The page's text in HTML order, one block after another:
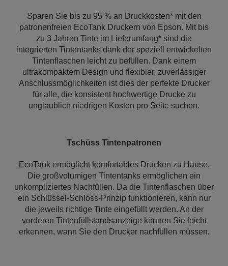
Sparen Sie bis zu 95 % an Druckkosten* mit den
patronenfreien EcoTank Druckern von Epson. Mit bis
zu 3 Jahren Tinte im Lieferumfang* sind die
integrierten Tintentanks dank der speziell entwickelten
Tintenflaschen leicht zu befüllen. Dank einem
ultrakompaktem Design und flexibler, zuverlässiger
Anschlussmöglichkeiten ist dies der perfekte Drucker
für alle, die konsistent hochwertige Drucke zu
unglaublich niedrigen Kosten pro Seite suchen.
Tschüss Tintenpatronen
EcoTank ermöglicht komfortables Drucken zu Hause.
Die großvolumigen Tintentanks ermöglichen ein
unkompliziertes Nachfüllen. Da die Tintenflaschen über
ein Schlüssel-Schloss-Prinzip funktionieren, kann nur
die jeweils richtige Tinte eingefüllt werden. An der
vorderen Tintenfüllstandsanzeige können Sie leicht
erkennen, wann Sie den Drucker nachfüllen müssen.